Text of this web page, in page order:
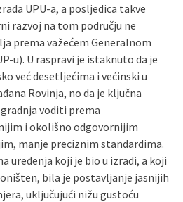
UPU-a, a posljedica takve
razvoj na tom području ne
prema važećem Generalnom
u). U raspravi je istaknuto da je
već desetljećima i većinski u
Rovinja, no da je ključna
voditi prema
i okolišno odgovornijim
manje preciznim standardima.
uređenja koji je bio u izradi, a koji
bila je postavljanje jasnijih
uključujući nižu gustoću